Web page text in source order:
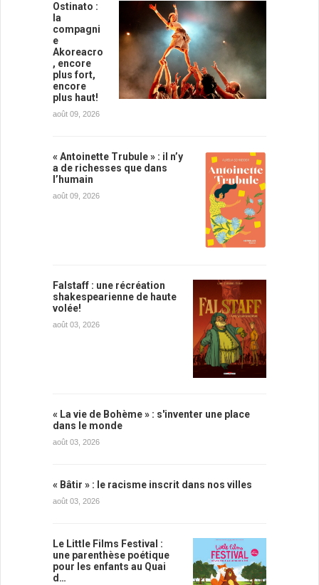
Ostinato :
la
compagni
e
Akoreacro
, encore
plus fort,
encore
plus haut!
août 09, 2026
« Antoinette Trubule » : il n’y
a de richesses que dans
l’humain
août 09, 2026
Falstaff : une récréation
shakespearienne de haute
volée!
août 03, 2026
« La vie de Bohème » : s'inventer une place
dans le monde
août 03, 2026
« Bâtir » : le racisme inscrit dans nos villes
août 03, 2026
Le Little Films Festival :
une parenthèse poétique
pour les enfants au Quai
d…